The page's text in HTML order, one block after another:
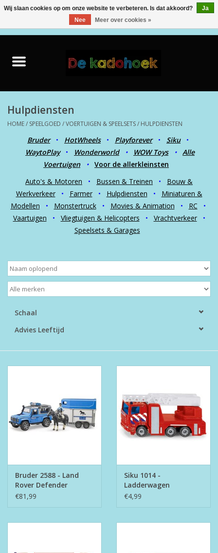
Speelgoed
Creatief
Back to School
Puzzels & Spellen
Collectables
TekstKado
Feest
Merken
Hulpdiensten
HOME/ SPEELGOED /VOERTUIGEN & SPEELSETS/ HULPDIENSTEN
Bruder • HotWheels • Playforever • Siku
•
WaytoPlay
• Wonderworld • WOW Toys •
Alle
Voertuigen
• Voor de allerkleinsten
Auto's & Motoren
• Bussen & Treinen •
Bouw &
Werkverkeer
• Farmer • Hulpdiensten •
Miniaturen &
Modellen
• Monstertruck • Movies & Animation • RC
•
Vaartuigen
• Vliegtuigen & Helicopters • Vrachtverkeer
•
Speelsets & Garages
Schaal
Advies Leeftijd
Bruder 2588 - Land
Rover Defender
Politievoertuig
€81,99
Siku 1014 -
Ladderwagen
Brandweer Nederland
€4,99
Wij slaan cookies op om onze website te verbeteren. Is dat akkoord?
Ja
Nee
Meer over cookies »